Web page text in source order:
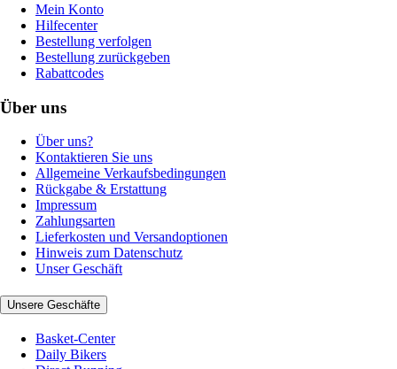
Mein Konto
Hilfecenter
Bestellung verfolgen
Bestellung zurückgeben
Rabattcodes
Über uns
Über uns?
Kontaktieren Sie uns
Allgemeine Verkaufsbedingungen
Rückgabe & Erstattung
Impressum
Zahlungsarten
Lieferkosten und Versandoptionen
Hinweis zum Datenschutz
Unser Geschäft
Unsere Geschäfte
Basket-Center
Daily Bikers